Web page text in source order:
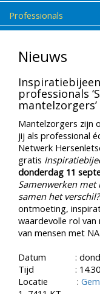
Professionals
Nieuws
professionals
Mantelzorgers zijn
jij als professional
Netwerk
gratis
donderdag 11
Samenwerken met
samen het verschil?
ontmoeting,
waardevolle rol
van mensen met
Datum :
Tijd : 14.30 –
Locatie :